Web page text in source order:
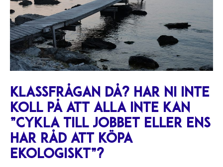
Klassfrågan då? Har ni inte
koll på att alla inte kan
”cykla till jobbet eller ens
har råd att köpa
ekologiskt”?